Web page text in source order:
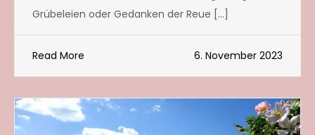
Grübeleien oder Gedanken der Reue […]
Read More 6. November 2023